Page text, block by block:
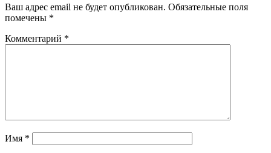
Ваш адрес email не будет опубликован. Обязательные поля
помечены *
Комментарий *
Имя *